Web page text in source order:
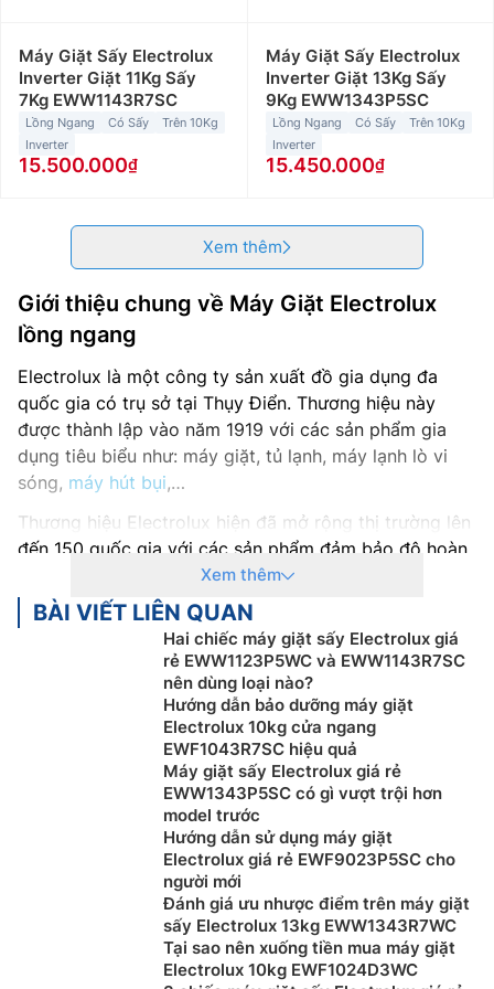
Máy Giặt Sấy Electrolux
Inverter Giặt 11Kg Sấy
7Kg EWW1143R7SC
Lồng Ngang Có Sấy
Trên 10Kg
Inverter
15.500.000
Máy Giặt Sấy Electrolux
Inverter Giặt 13Kg Sấy
9Kg EWW1343P5SC
Lồng Ngang Có Sấy
Trên 10Kg
Inverter
15.450.000
Xem thêm
Giới thiệu chung về Máy Giặt Electrolux
lồng ngang
Electrolux là một công ty sản xuất đồ gia dụng đa
quốc gia có trụ sở tại Thụy Điển. Thương hiệu này
được thành lập vào năm 1919 với các sản phẩm gia
dụng tiêu biểu như: máy giặt, tủ lạnh, máy lạnh lò vi
sóng, máy hút bụi,…
Thương hiệu Electrolux hiện đã mở rộng thị trường lên
đến 150 quốc gia với các sản phẩm đảm bảo độ hoàn
mỹ từ thiết kế đến chất lượng, nổi bật trong số đó là
máy giặt. Tại Việt Nam, sản phẩm máy giặt đều được
sản xuất linh kiện chính hãng, nhập khẩu trực tiếp từ
Máy giặt Electroluxở Việt Nam hầu hết đều
có xuất xứ từ Thái Lan.
Máy giặt Electrolux là một trong những thương hiệu
máy giặt nổi tiếng và được người tiêu dùng Việt nam
ưa chuộng. Electrolux không ngừng cải thiện về mẫu
mã lẫn công nghệ để mang đến cho bạn những chiếc
máy giặt chất lượng. Thiết kếmáy giặt cửa trên
cửa trước của máy giặt Electrolux đều có những ưu
điểm nổi bật trong thiết kế và tính năng hiện đại đáp
ứng tốt nhu cầu sử dụng của bạn.
Máy Giặt Electrolux lồng ngang sở hữu nhiều công
nghệ hiện đại giúp giặt sạch và bảo vệ quần áo như:
Xem thêm
BÀI VIẾT LIÊN QUAN
Hai chiếc máy giặt sấy Electrolux giá
rẻ EWW1123P5WC và EWW1143R7SC
nên dùng loại nào?
Hướng dẫn bảo dưỡng máy giặt
Electrolux 10kg cửa ngang
EWF1043R7SC hiệu quả
Máy giặt sấy Electrolux giá rẻ
EWW1343P5SC có gì vượt trội hơn
model trước
Hướng dẫn sử dụng máy giặt
Electrolux giá rẻ EWF9023P5SC cho
người mới
Đánh giá ưu nhược điểm trên máy giặt
sấy Electrolux 13kg EWW1343R7WC
Tại sao nên xuống tiền mua máy giặt
Electrolux 10kg EWF1024D3WC